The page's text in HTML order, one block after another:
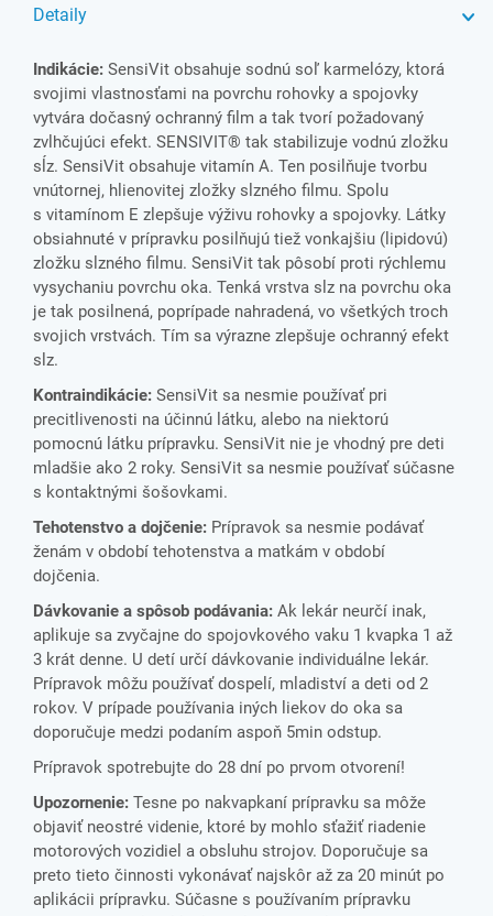
Detaily
Indikácie: SensiVit obsahuje sodnú soľ karmelózy, ktorá
svojimi vlastnosťami na povrchu rohovky a spojovky
vytvára dočasný ochranný film a tak tvorí požadovaný
zvlhčujúci efekt. SENSIVIT® tak stabilizuje vodnú zložku
sĺz. SensiVit obsahuje vitamín A. Ten posilňuje tvorbu
vnútornej, hlienovitej zložky slzného filmu. Spolu
s vitamínom E zlepšuje výživu rohovky a spojovky. Látky
obsiahnuté v prípravku posilňujú tiež vonkajšiu (lipidovú)
zložku slzného filmu. SensiVit tak pôsobí proti rýchlemu
vysychaniu povrchu oka. Tenká vrstva slz na povrchu oka
je tak posilnená, poprípade nahradená, vo všetkých troch
svojich vrstvách. Tím sa výrazne zlepšuje ochranný efekt
slz.
Kontraindikácie: SensiVit sa nesmie používať pri
precitlivenosti na účinnú látku, alebo na niektorú
pomocnú látku prípravku. SensiVit nie je vhodný pre deti
mladšie ako 2 roky. SensiVit sa nesmie používať súčasne
s kontaktnými šošovkami.
Tehotenstvo a dojčenie: Prípravok sa nesmie podávať
ženám v období tehotenstva a matkám v období
dojčenia.
Dávkovanie a spôsob podávania: Ak lekár neurčí inak,
aplikuje sa zvyčajne do spojovkového vaku 1 kvapka 1 až
3 krát denne. U detí určí dávkovanie individuálne lekár.
Prípravok môžu používať dospelí, mladiství a deti od 2
rokov. V prípade používania iných liekov do oka sa
doporučuje medzi podaním aspoň 5min odstup.
Prípravok spotrebujte do 28 dní po prvom otvorení!
Upozornenie: Tesne po nakvapkaní prípravku sa môže
objaviť neostré videnie, ktoré by mohlo sťažiť riadenie
motorových vozidiel a obsluhu strojov. Doporučuje sa
preto tieto činnosti vykonávať najskôr až za 20 minút po
aplikácii prípravku. Súčasne s používaním prípravku